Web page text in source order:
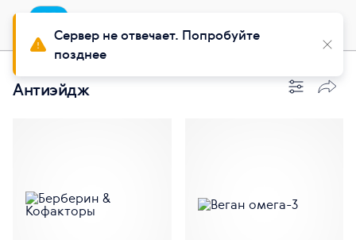
Buy Siberian
Антиэйдж
Сервер не отвечает. Попробуйте
позднее